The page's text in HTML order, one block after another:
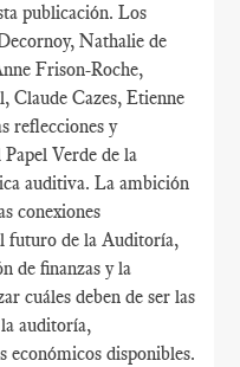
publicación. Los
Nathalie de
Frison-Roche,
Claude Cazes, Etienne
reflecciones y
Verde de la
auditiva. La ambición
conexiones
futuro de la Auditoría,
de finanzas y la
cuáles deben de ser las
auditoría,
económicos disponibles.